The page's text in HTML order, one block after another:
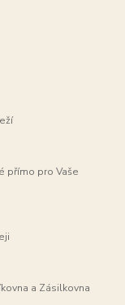
přímo pro Vaše
a Zásilkovna